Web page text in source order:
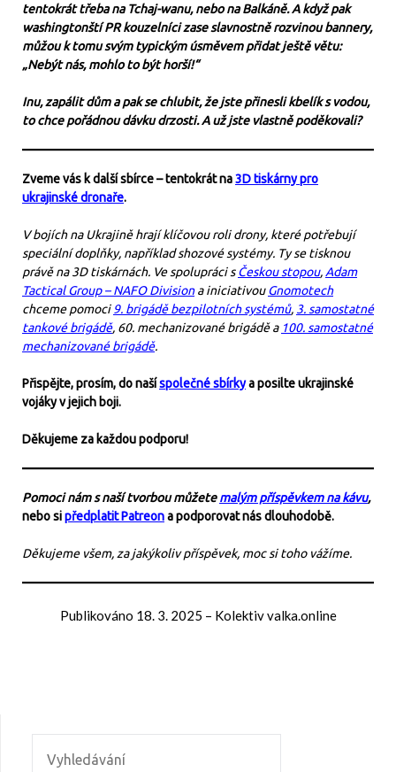
tentokrát třeba na Tchaj-wanu, nebo na Balkáně. A když pak
washingtonští PR kouzelníci zase slavnostně rozvinou bannery,
můžou k tomu svým typickým úsměvem přidat ještě větu:
„Nebýt nás, mohlo to být horší!“
Inu, zapálit dům a pak se chlubit, že jste přinesli kbelík s vodou,
to chce pořádnou dávku drzosti. A už jste vlastně poděkovali?
Zveme vás k další sbírce – tentokrát na3D tiskárny pro
ukrajinské dronaře.
V bojích na Ukrajině hrají klíčovou roli drony, které potřebují
speciální doplňky, například shozové systémy. Ty se tisknou
právě na 3D tiskárnách. Ve spolupráci sČeskou stopou, Adam
Tactical Group – NAFO Divisiona iniciativouGnomotech
chceme pomoci 9. brigádě bezpilotních systémů, 3. samostatné
tankové brigádě, 60. mechanizované brigádě a 100. samostatné
mechanizované brigádě.
Přispějte, prosím, do našíspolečné sbírkya posilte ukrajinské
vojáky v jejich boji.
Děkujeme za každou podporu!
Pomoci nám s naší tvorbou můžetemalým příspěvkem na kávu,
nebo sipředplatit Patreona podporovat nás dlouhodobě.
Děkujeme všem, za jakýkoliv příspěvek, moc si toho vážíme.
Publikováno 18. 3. 2025 – Kolektiv valka.online